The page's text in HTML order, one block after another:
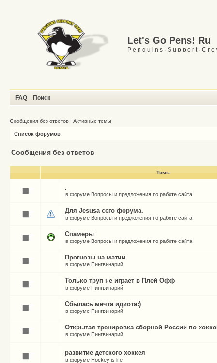
Let's Go Pens! Ru
P e n g u i n s · S u p p o r t · C r e
FAQ Поиск
Сообщения без ответов | Активные темы
Список форумов
Сообщения без ответов
Темы
.
в форуме Вопросы и предложения по работе сайта
Для Jesusа сего форума.
в форуме Вопросы и предложения по работе сайта
Спамеры
в форуме Вопросы и предложения по работе сайта
Прогнозы на матчи
в форуме Пингвинарий
Только труп не играет в Плей Офф
в форуме Пингвинарий
Сбылась мечта идиота:)
в форуме Пингвинарий
Открытая тренировка сборной России по
в форуме Пингвинарий
развитие детского хоккея
в форуме Hockey is life